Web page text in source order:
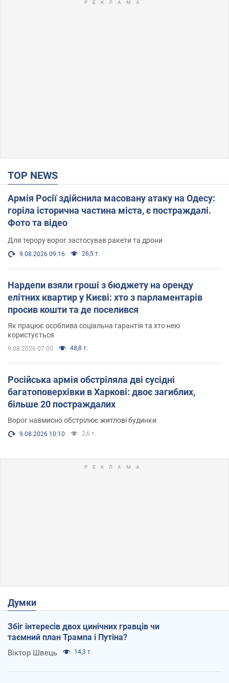
TOP NEWS
Армія Росії здійснила масовану атаку на Одесу:
горіла історична частина міста, є постраждалі.
Фото та відео
Для терору ворог застосував ракети та дрони
9.08.2026 09:16 26,5 т.
Нардепи взяли гроші з бюджету на оренду
елітних квартир у Києві: хто з парламентарів
просив кошти та де поселився
Як працює особлива соціальна гарантія та хто нею
користується
9.08.2026 07:00 48,8 т.
Російська армія обстріляла дві сусідні
багатоповерхівки в Харкові: двоє загиблих,
більше 20 постраждалих
Ворог навмисно обстрілює житлові будинки
9.08.2026 10:10 2,6 т.
Думки
Збіг інтересів двох цинічних гравців чи
таємний план Трампа і Путіна?
Віктор Швець 14,3 т.